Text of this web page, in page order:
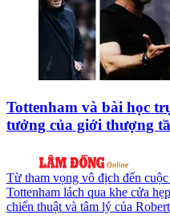
Tottenham và bài học
tưởng của giới thượng
Từ tham vọng vô địch đến
Tottenham lách qua khe cửa
chiến thuật và tâm lý của